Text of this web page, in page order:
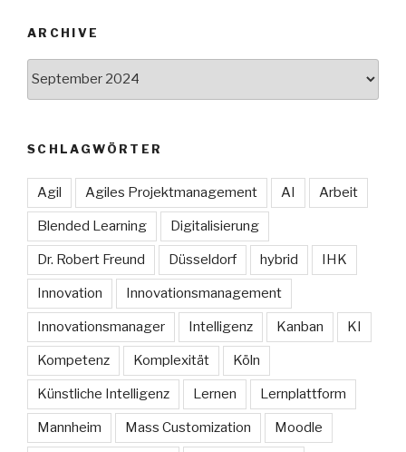
ARCHIVE
SCHLAGWÖRTER
Agil Agiles Projektmanagement AI Arbeit
Blended Learning Digitalisierung
Dr. Robert Freund Düsseldorf hybrid IHK
Innovation Innovationsmanagement
Innovationsmanager Intelligenz Kanban KI
Kompetenz Komplexität Köln
Künstliche Intelligenz Lernen Lernplattform
Mannheim Mass Customization Moodle